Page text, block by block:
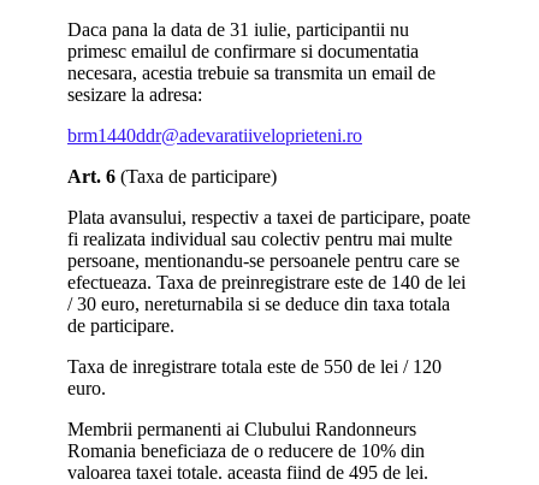
Daca pana la data de 31 iulie, participantii nu
primesc emailul de confirmare si documentatia
necesara, acestia trebuie sa transmita un email de
sesizare la adresa:
brm1440ddr@adevaratiiveloprieteni.ro
Art. 6 (Taxa de participare)
Plata avansului, respectiv a taxei de participare, poate
fi realizata individual sau colectiv pentru mai multe
persoane, mentionandu-se persoanele pentru care se
efectueaza. Taxa de preinregistrare este de 140 de lei
/ 30 euro, nereturnabila si se deduce din taxa totala
de participare.
Taxa de inregistrare totala este de 550 de lei / 120
euro.
Membrii permanenti ai Clubului Randonneurs
Romania beneficiaza de o reducere de 10% din
valoarea taxei totale. aceasta fiind de 495 de lei.